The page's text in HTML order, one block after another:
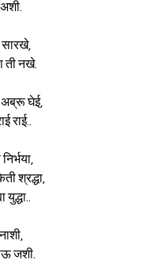
सारखे,
ती नखे.
अब्रू घेई,
राई..
श्रद्धा,
जशी.